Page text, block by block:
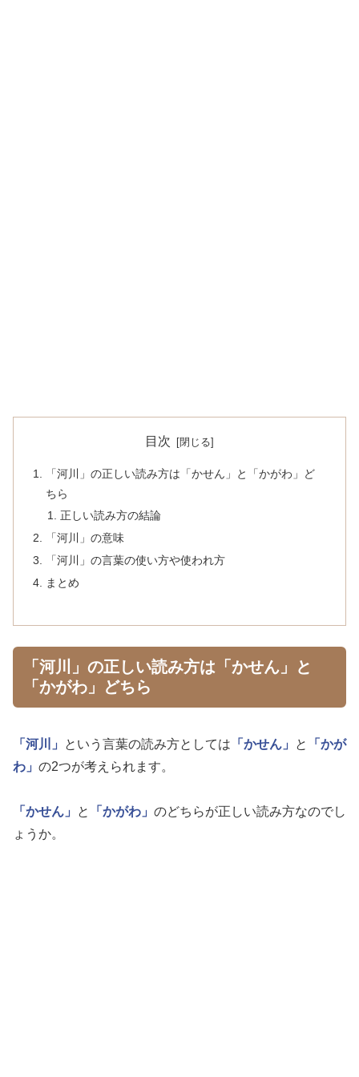
目次
「河川」の正しい読み方は「かせん」と「かがわ」ど
ちら
正しい読み方の結論
「河川」の意味
「河川」の言葉の使い方や使われ方
まとめ
「河川」の正しい読み方は「かせん」と
「かがわ」どちら
「河川」 という言葉の読み方としては 「かせん」 と
「かが
わ」 の2つが考えられます。
「かせん」 と 「かがわ」 のどちらが正しい読み方なのでし
ょうか。